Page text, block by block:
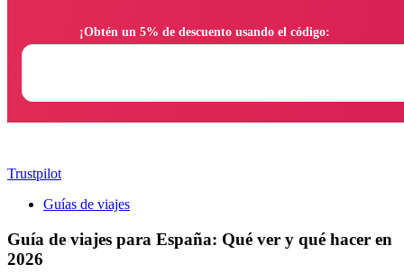
Trustpilot
Guías de viajes
Guía de viajes para España: Qué ver y qué hacer en
2026